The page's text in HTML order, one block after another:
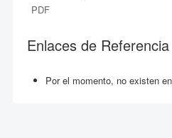
PDF
Enlaces de Referencia
Por el momento, no existen